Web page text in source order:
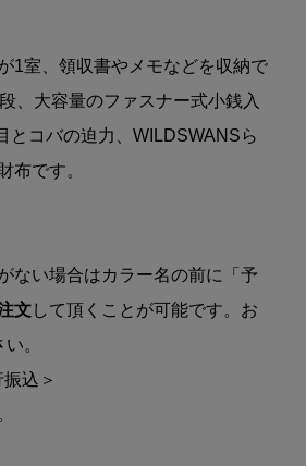
1室、領収書やメモなどを収納で
、大容量のファスナー式小銭入
とコバの迫力、WILDSWANSら
布です。
ない場合はカラー名の前に「予
文して頂くことが可能です。お
。
込＞